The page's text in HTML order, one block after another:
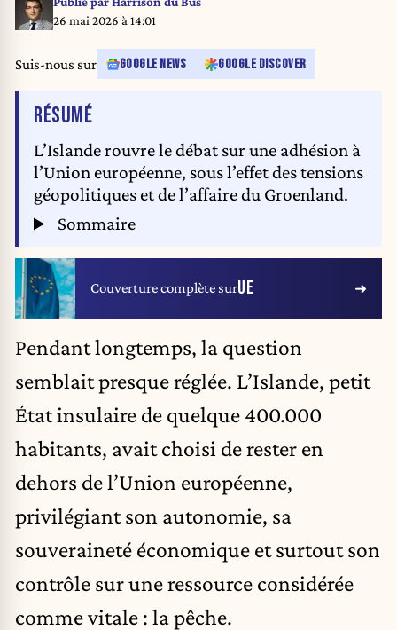
La Premiere ministre islandaise Kristrun Frostadottir a rencontre des
geopolitique de l Arctique, de la securite et de la preparation, ainsi que de l
action climatique. Photo par l Agence spatiale europeenne.
26 mai 2026 à 14:01
Suis-nous sur GOOGLE NEWS GOOGLE DISCOVER
RÉSUMÉDE L'ARTICLE
L’Islande rouvre le débat sur une adhésion à
l’Union européenne, sous l’effet des tensions
géopolitiques et de l’affaire du Groenland.
Sommaire
Couverture complète surUE
Pendant longtemps, la question
semblait presque réglée. L’Islande, petit
État insulaire de quelque 400.000
habitants, avait choisi de rester en
dehors de l’Union européenne,
privilégiant son autonomie, sa
souveraineté économique et surtout son
contrôle sur une ressource considérée
comme vitale : la pêche.